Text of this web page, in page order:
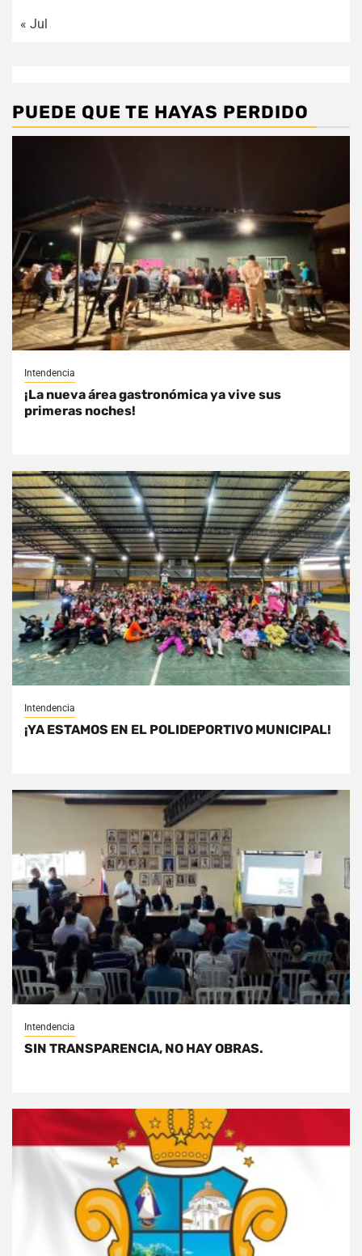
« Jul
PUEDE QUE TE HAYAS PERDIDO
Intendencia
¡La nueva área gastronómica ya vive sus
primeras noches!
Intendencia
¡YA ESTAMOS EN EL POLIDEPORTIVO MUNICIPAL!
Intendencia
SIN TRANSPARENCIA, NO HAY OBRAS.